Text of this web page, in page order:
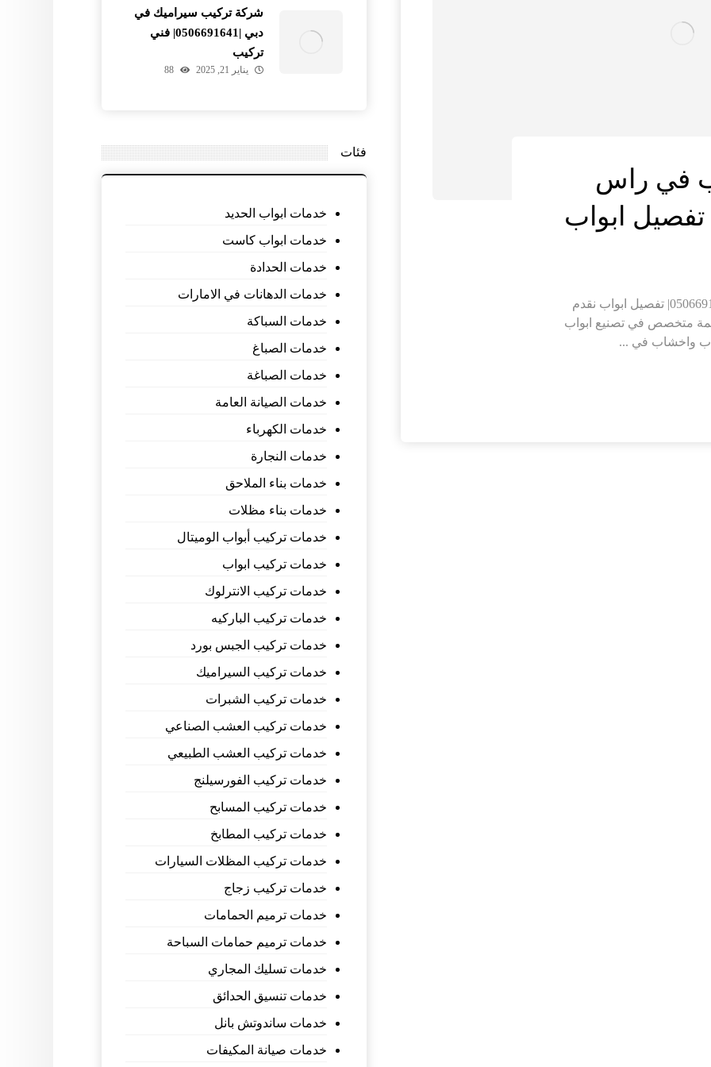
في راس
تركيب ابواب واخشاب في راس الخيمة |0506691641| تفصيل ابواب نقدم
متخصص في تصنيع ابواب
واخشاب في ...
شركة تركيب سيراميك في
دبي |0506691641| فني
تركيب
يناير 21, 2025 88
فئات
خدمات ابواب الحديد
خدمات ابواب كاست
خدمات الحدادة
خدمات الدهانات في الامارات
خدمات السباكة
خدمات الصباغ
خدمات الصباغة
خدمات الصيانة العامة
خدمات الكهرباء
خدمات النجارة
خدمات بناء الملاحق
خدمات بناء مظلات
خدمات تركيب أبواب الوميتال
خدمات تركيب ابواب
خدمات تركيب الانترلوك
خدمات تركيب الباركيه
خدمات تركيب الجبس بورد
خدمات تركيب السيراميك
خدمات تركيب الشبرات
خدمات تركيب العشب الصناعي
خدمات تركيب العشب الطبيعي
خدمات تركيب الفورسيلنج
خدمات تركيب المسابح
خدمات تركيب المطابخ
خدمات تركيب المظلات السيارات
خدمات تركيب زجاج
خدمات ترميم الحمامات
خدمات ترميم حمامات السباحة
خدمات تسليك المجاري
خدمات تنسيق الحدائق
خدمات ساندوتش بانل
خدمات صيانة المكيفات